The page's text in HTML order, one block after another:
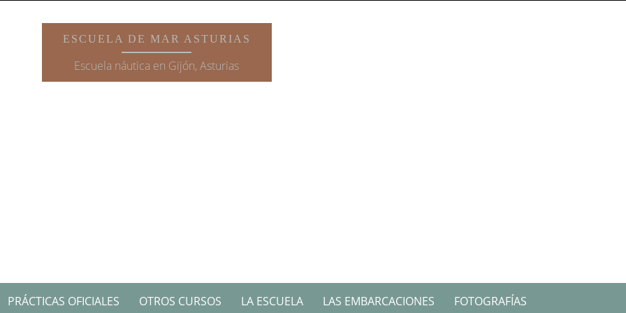
ESCUELA DE MAR ASTURIAS
Escuela náutica en Gijón, Asturias
PRÁCTICAS OFICIALES OTROS CURSOS LA ESCUELA LAS EMBARCACIONES FOTOGRAFÍAS